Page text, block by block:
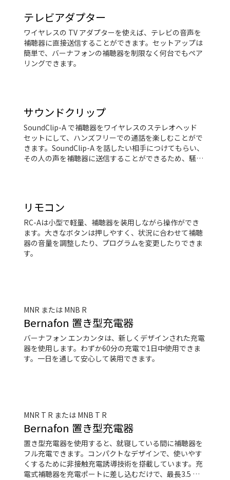
ん。 *イージーLEアダプターはMinami Acoustics
Limitedが製造しています。
テレビアダプター
ワイヤレスの TV アダプターを使えば、テレビの音声を
補聴器に直接送信することができます。セットアップは
簡単で、バーナフォンの補聴器を制限なく何台でもペア
リングできます。
サウンドクリップ
SoundClip-A で補聴器をワイヤレスのステレオヘッド
セットにして、ハンズフリーでの通話を楽しむことがで
きます。SoundClip-A を話したい相手につけてもらい、
その人の声を補聴器に送信することができるため、騒が
めに、SoundClip-A が必要となります。
リモコン
RC-Aは小型で軽量、補聴器を装用しながら操作ができ
ます。大きなボタンは押しやすく、状況に合わせて補聴
器の音量を調整したり、プログラムを変更したりできま
す。
MNR または MNB R
Bernafon 置き型充電器
バーナフォン エンカンタは、新しくデザインされた充電
器を使用します。わずか60分の充電で1日中使用できま
す。一日を通して安心して装用できます。
MNR T R または MNB T R
Bernafon 置き型充電器
置き型充電器を使用すると、就寝している間に補聴器を
フル充電できます。コンパクトなデザインで、使いやす
くするために非接触充電誘導技術を搭載しています。充
電式補聴器を充電ポートに差し込むだけで、最長3.5 時